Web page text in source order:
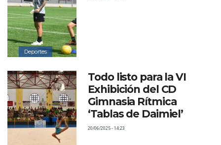
Deportes
Todo listo para la VI
Exhibición del CD
Gimnasia Rítmica
‘Tablas de Daimiel’
20/06/2025 - 14:23